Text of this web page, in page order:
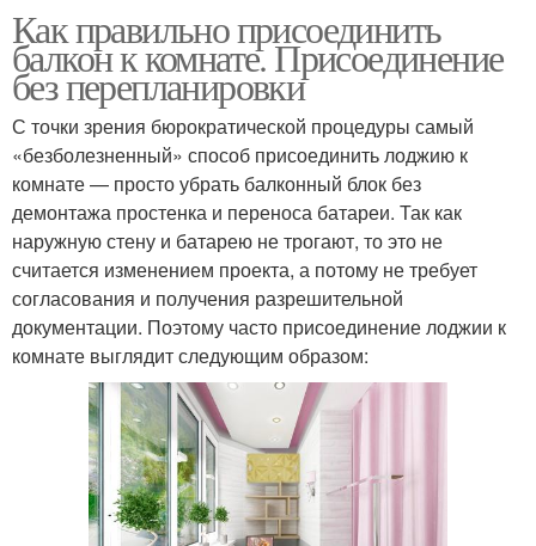
Как правильно присоединить
балкон к комнате. Присоединение
без перепланировки
С точки зрения бюрократической процедуры самый
«безболезненный» способ присоединить лоджию к
комнате — просто убрать балконный блок без
демонтажа простенка и переноса батареи. Так как
наружную стену и батарею не трогают, то это не
считается изменением проекта, а потому не требует
согласования и получения разрешительной
документации. Поэтому часто присоединение лоджии к
комнате выглядит следующим образом: